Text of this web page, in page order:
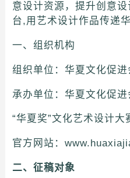
意设计资源，提升创意
台,用艺术设计作品传递
一、组织机构
组织单位：华夏文化促进
承办单位：华夏文化促
“华夏奖”文化艺术设计大
官方网站：
二、征稿对象